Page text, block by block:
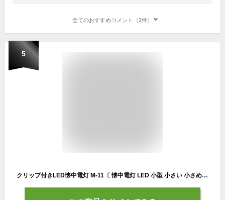
全てのおすすめコメント（2件）
5
クリップ付きLED懐中電灯 M-11〔 懐中電灯 LED 小型 小さい 小さめ ミニライト ズーム 電池式 単三電池 ライト 懐中 電灯 ハンディライト LEDライト クリップ付き 頑丈 防犯 防災 フラッシュライト 防災 災害 地震 停電 キャンプ用品 〕